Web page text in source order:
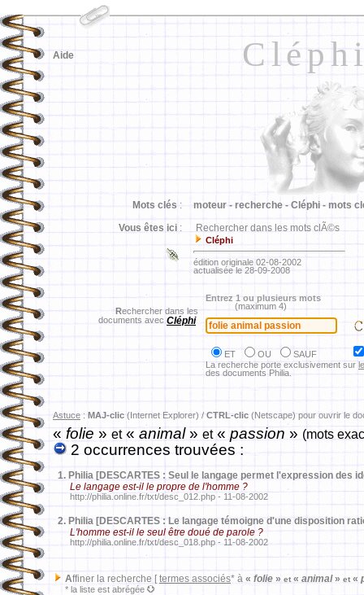
Aide
Mots clés : moteur - recherche - Cléphi - mots
Vous êtes ici : Rechercher dans les mots clÃ©s
Cléphi
édition originale 02-08-2002
actualisée le 28-09-2008
Rechercher dans les
documents avec Cléphi
Entrez 1 ou plusieurs mots
(maximum 4)
ET OU
SAUF
La recherche porte exclusivement sur
des documents Philia.
Astuce : MAJ-clic (Internet Explorer) / CTRL-clic (Netscape) pour ouvrir le
«folie » et« animal» et« passion » (mots
2 occurrences trouvées :
1. Philia [DESCARTES : Seul le langage permet l'expression des
Le langage est-il le propre de l'homme ?
http://philia.online.fr/txt/desc_012.php - 11-08-2002
2. Philia [DESCARTES : Le langage témoigne d'une disposition
L'homme est-il le seul être doué de parole ?
http://philia.online.fr/txt/desc_018.php - 11-08-2002
Affiner la recherche [ termes associés* à « folie » et « animal» et «
* la liste est abrégée